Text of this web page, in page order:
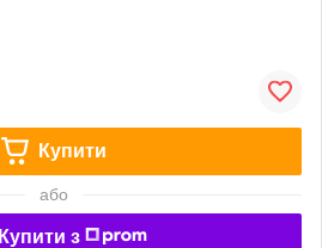
Купити
або
Купити з